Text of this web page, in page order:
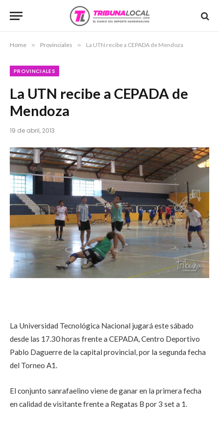
Home » Provinciales » La UTN recibe a CEPADA de Mendoza
PROVINCIALES
La UTN recibe a CEPADA de
Mendoza
19 de abril, 2013
La Universidad Tecnológica Nacional jugará este sábado
desde las 17.30 horas frente a CEPADA, Centro Deportivo
Pablo Daguerre de la capital provincial, por la segunda fecha
del Torneo A1.
El conjunto sanrafaelino viene de ganar en la primera fecha
en calidad de visitante frente a Regatas B por 3 set a 1.